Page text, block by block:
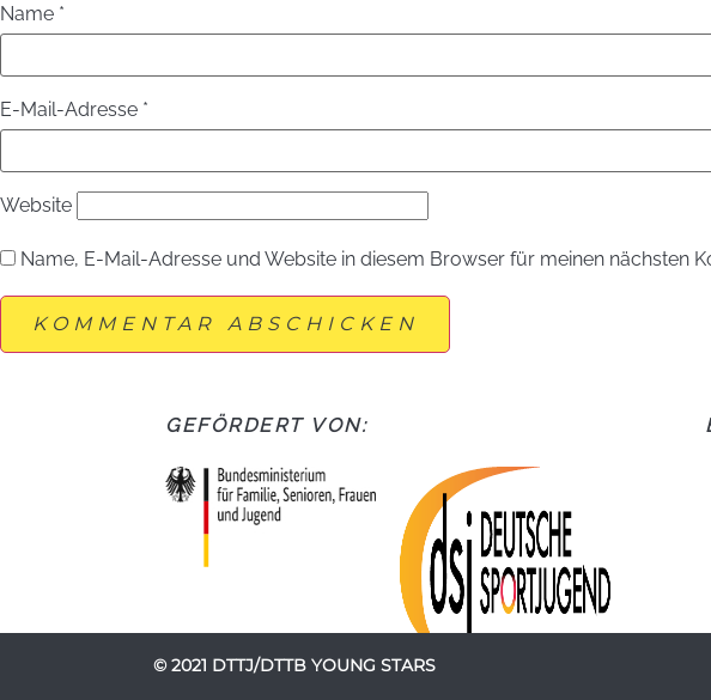
Name *
E-Mail-Adresse *
Website
Name, E-Mail-Adresse und Website in diesem Browser für meinen nächsten
GEFÖRDERT VON:
© 2021 DTTJ/DTTB YOUNG STARS